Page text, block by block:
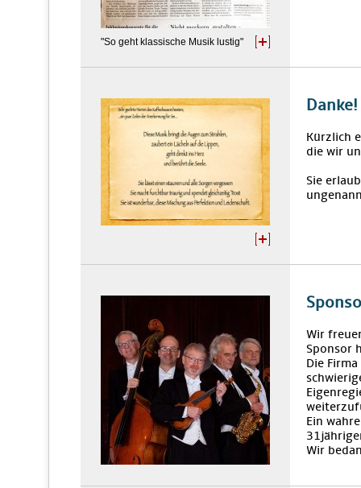
"So geht klassische Musik lustig"
Danke!
Kürzlich
die wir
Sie
Wir
Sponsor
Die
Ein
Wir